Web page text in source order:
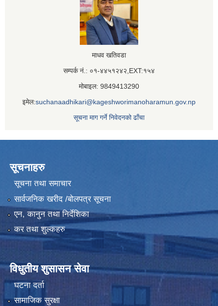
माधव खतिवडा
सम्पर्क नं.: ०१-४४५१२४२,EXT:१५४
मोबाइल: 9849413290
इमेल:suchanaadhikari@kageshworimanoharamun.gov.np
सूचना माग गर्ने निवेदनको ढाँचा
सूचनाहरु
सूचना तथा समाचार
सार्वजनिक खरीद /बोलपत्र सूचना
एन, कानुन तथा निर्देशिका
कर तथा शुल्कहरु
विधुतीय शुसासन सेवा
घटना दर्ता
सामाजिक सुरक्षा